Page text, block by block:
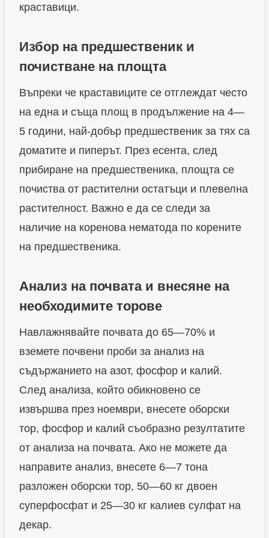
краставици.
Избор на предшественик и
почистване на площта
Въпреки че краставиците се отглеждат често
на една и съща площ в продължение на 4—
5 години, най-добър предшественик за тях са
доматите и пиперът. През есента, след
прибиране на предшественика, площта се
почиства от растителни остатъци и плевелна
растителност. Важно е да се следи за
наличие на коренова нематода по корените
на предшественика.
Анализ на почвата и внесяне на
необходимите торове
Навлажнявайте почвата до 65—70% и
вземете почвени проби за анализ на
съдържанието на азот, фосфор и калий.
След анализа, който обикновено се
извършва през ноември, внесете оборски
тор, фосфор и калий съобразно резултатите
от анализа на почвата. Ако не можете да
направите анализ, внесете 6—7 тонa
разложен оборски тор, 50—60 кг двоен
суперфосфат и 25—30 кг калиев сулфат на
декар.